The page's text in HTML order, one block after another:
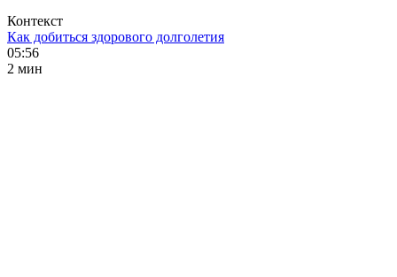
Контекст
Как добиться здорового долголетия
05:56
2 мин